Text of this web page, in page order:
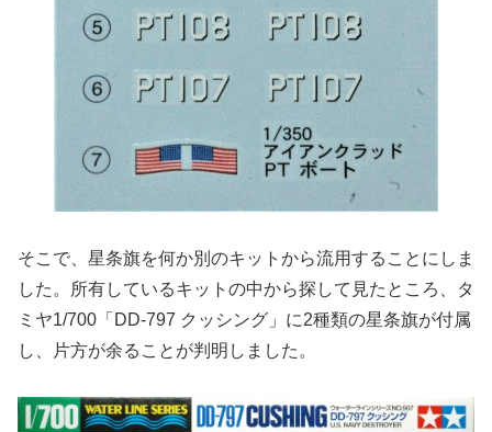
そこで、星条旗を何か別のキットから流用することにしま
した。所有しているキットの中から探して見たところ、タ
ミヤ1/700「DD-797 クッシング」に2種類の星条旗が付属
し、片方が余ることが判明しました。